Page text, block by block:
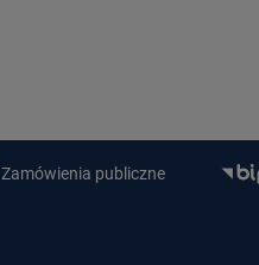
Zamówienia publiczne